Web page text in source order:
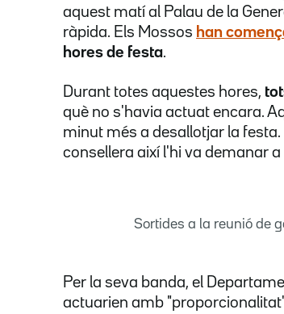
aquest matí al Palau de la
ràpida. Els Mossos han
hores de festa.
Durant totes aquestes hores,
què no s'havia actuat encara.
minut més a desallotjar la
consellera així l'hi va demanar
Sortides a la reunió de
Per la seva banda, el
actuarien amb